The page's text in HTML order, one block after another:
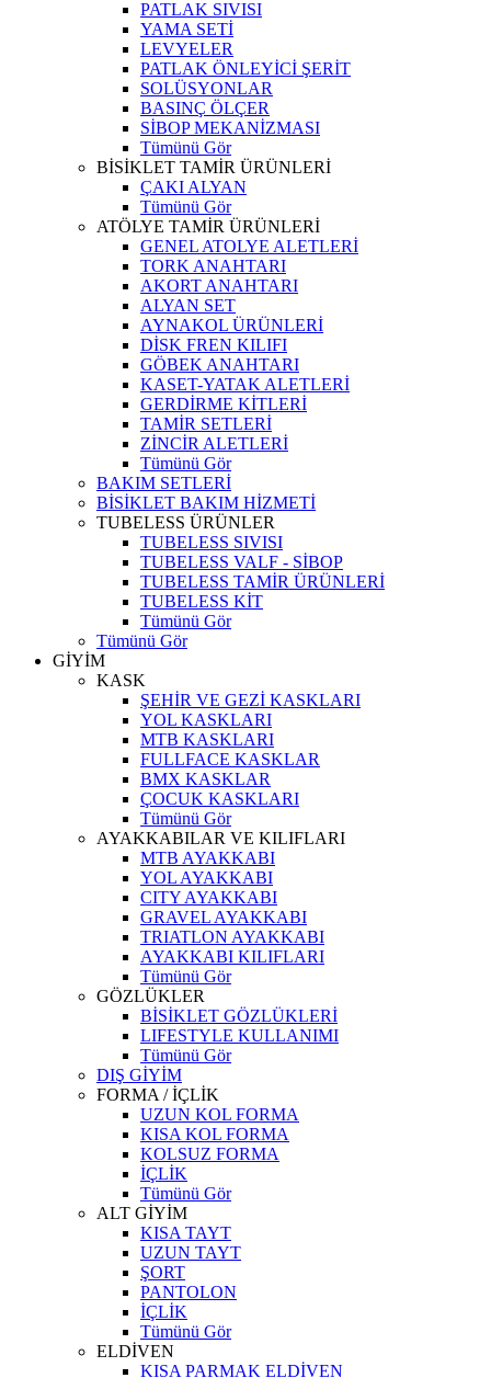
PATLAK SIVISI
YAMA SETİ
LEVYELER
PATLAK ÖNLEYİCİ ŞERİT
SOLÜSYONLAR
BASINÇ ÖLÇER
SİBOP MEKANİZMASI
Tümünü Gör
BİSİKLET TAMİR ÜRÜNLERİ
ÇAKI ALYAN
Tümünü Gör
ATÖLYE TAMİR ÜRÜNLERİ
GENEL ATOLYE ALETLERİ
TORK ANAHTARI
AKORT ANAHTARI
ALYAN SET
AYNAKOL ÜRÜNLERİ
DİSK FREN KILIFI
GÖBEK ANAHTARI
KASET-YATAK ALETLERİ
GERDİRME KİTLERİ
TAMİR SETLERİ
ZİNCİR ALETLERİ
Tümünü Gör
BAKIM SETLERİ
BİSİKLET BAKIM HİZMETİ
TUBELESS ÜRÜNLER
TUBELESS SIVISI
TUBELESS VALF - SİBOP
TUBELESS TAMİR ÜRÜNLERİ
TUBELESS KİT
Tümünü Gör
Tümünü Gör
GİYİM
KASK
ŞEHİR VE GEZİ KASKLARI
YOL KASKLARI
MTB KASKLARI
FULLFACE KASKLAR
BMX KASKLAR
ÇOCUK KASKLARI
Tümünü Gör
AYAKKABILAR VE KILIFLARI
MTB AYAKKABI
YOL AYAKKABI
CITY AYAKKABI
GRAVEL AYAKKABI
TRIATLON AYAKKABI
AYAKKABI KILIFLARI
Tümünü Gör
GÖZLÜKLER
BİSİKLET GÖZLÜKLERİ
LIFESTYLE KULLANIMI
Tümünü Gör
DIŞ GİYİM
FORMA / İÇLİK
UZUN KOL FORMA
KISA KOL FORMA
KOLSUZ FORMA
İÇLİK
Tümünü Gör
ALT GİYİM
KISA TAYT
UZUN TAYT
ŞORT
PANTOLON
İÇLİK
Tümünü Gör
ELDİVEN
KISA PARMAK ELDİVEN